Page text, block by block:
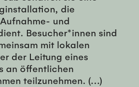
die
und
Besucher*innen sind
mit lokalen
der Leitung eines
an öffentlichen
teilzunehmen. (…)